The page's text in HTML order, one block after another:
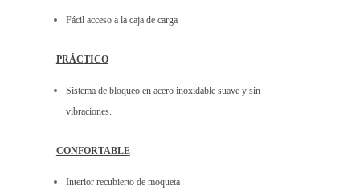
Fácil acceso a la caja de carga
PRÁCTICO
Sistema de bloqueo en acero inoxidable suave y sin
vibraciones.
CONFORTABLE
Interior recubierto de moqueta